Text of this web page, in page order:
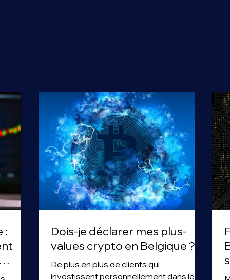
:
Dois-je déclarer mes plus-
values crypto en Belgique ?
De plus en plus de clients qui
investissent personnellement dans les